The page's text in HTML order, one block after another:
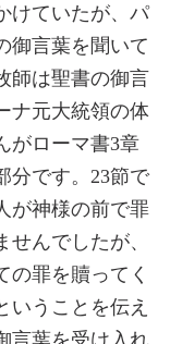
けていたが、パ
御言葉を聞いて
師は聖書の御言
ナ元大統領の体
がローマ書3章
分です。23節で
が神様の前で罪
んでしたが、
の罪を贖ってく
いうことを伝え
言葉を受け入れ